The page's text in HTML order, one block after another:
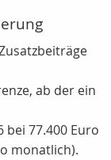
ab der ein
77.400 Euro
monatlich).